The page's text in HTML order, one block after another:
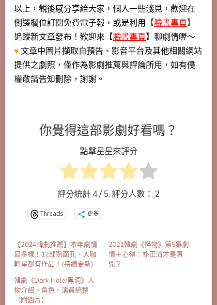
以上，觀後感分享給大家，個人一些淺見，歡迎在
側邊欄位訂閱免費電子報，或是利用 【臉書專頁】
追蹤新文章發布！歡迎來【臉書專頁】聊劇情喔～
♥文章中圖片擷取自預告、影音平台及其他相關網站
提供之劇照，僅作為影劇推薦與評論所用，如有侵
權敬請告知刪除，謝謝。
你覺得這部影劇好看嗎？
點擊星星來評分
評分統計 4/ 5. 評分人數： 2
Threads 更多
【2024韓劇推薦】本年劇情
最多樣！12部熟面孔、大咖
韓星都有作品！(持續更新)
2021韓劇《怪物》第5集劇
情＋心得：朴正濟才是真
兇？
韓劇《Dark Hole/黑洞》人
物介紹、角色、演員統整
（附圖片）